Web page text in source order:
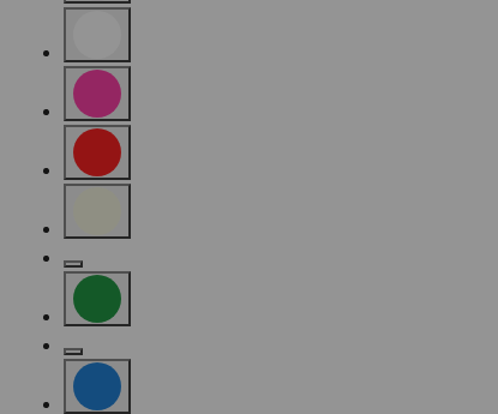
Sortieren nach Farbe: Purple
Sortieren nach Farbe: White
Sortieren nach Farbe: Pink
Sortieren nach Farbe: Red
Sortieren nach Farbe: Gold
Sortieren nach Farbe: Silver